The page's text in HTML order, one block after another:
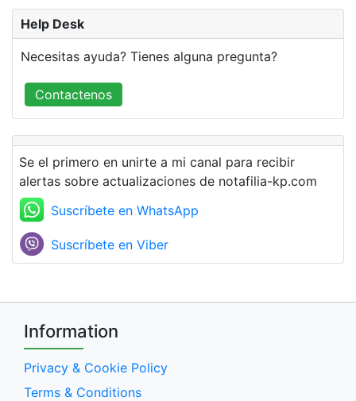
Help Desk
Necesitas ayuda? Tienes alguna pregunta?
Contactenos
Se el primero en unirte a mi canal para recibir
alertas sobre actualizaciones de notafilia-kp.com
Suscríbete en WhatsApp
Suscríbete en Viber
Information
Privacy & Cookie Policy
Terms & Conditions